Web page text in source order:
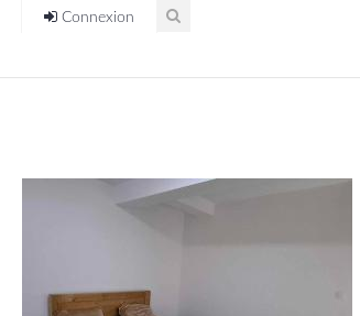
Connexion